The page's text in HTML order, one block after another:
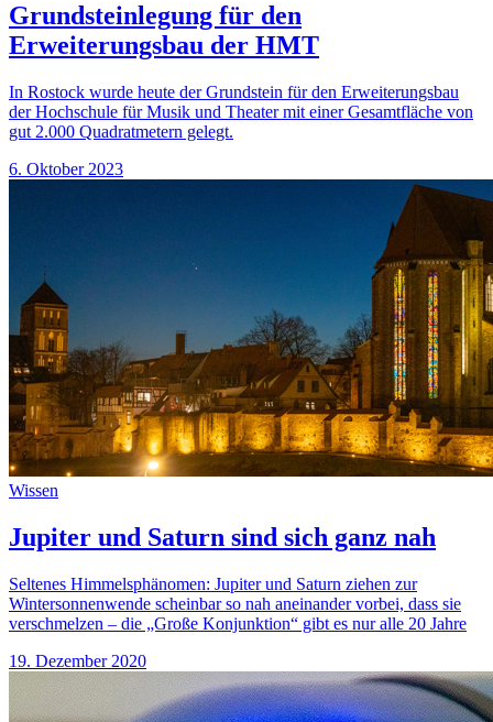
Grundsteinlegung für den
Erweiterungsbau der HMT
In Rostock wurde heute der Grundstein für den Erweiterungsbau
der Hochschule für Musik und Theater mit einer Gesamtfläche von
gut 2.000 Quadratmetern gelegt.
6. Oktober 2023
Wissen
Jupiter und Saturn sind sich ganz nah
Seltenes Himmelsphänomen: Jupiter und Saturn ziehen zur
Wintersonnenwende scheinbar so nah aneinander vorbei, dass sie
verschmelzen – die „Große Konjunktion“ gibt es nur alle 20 Jahre
19. Dezember 2020